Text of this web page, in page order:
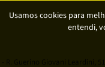
Usamos cookies para
entendi,
R. Guerino Giovani Leardini,